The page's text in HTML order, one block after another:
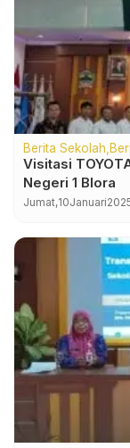
Berita Sekolah
Visitasi
Negeri 1 Blora
Jumat,10Januari